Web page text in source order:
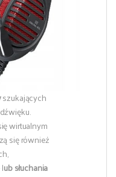
szukających
wirtualnym
się również
lub słuchania